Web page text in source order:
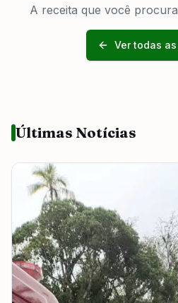
A receita que você
Ver todas
Últimas Notícias